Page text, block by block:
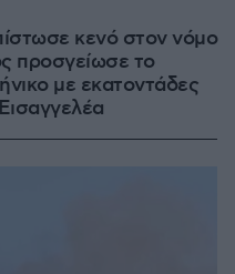
κενό στον νόμο
προσγείωσε το
με εκατοντάδες